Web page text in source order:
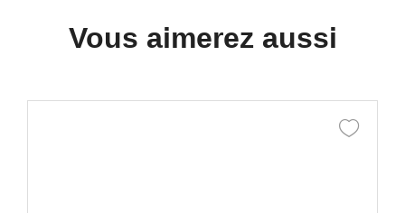
haut de gamme, beau à regarder, agréable à utiliser et
Vous aimerez aussi